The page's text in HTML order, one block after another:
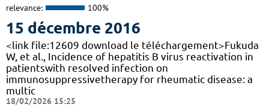
relevance: 100%
15 décembre 2016
<link file:12609 download le téléchargement>Fukuda
W, et al., Incidence of hepatitis B virus reactivation in
patientswith resolved infection on
immunosuppressivetherapy for rheumatic disease: a
multic
18/02/2026 15:25